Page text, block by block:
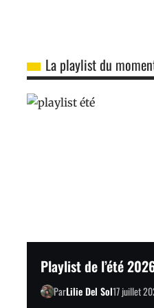
La playlist du
Playlist de l’été
ParLilie Del Sol17 juillet